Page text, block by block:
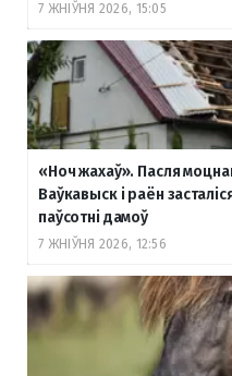
7 ЖНІЎНЯ 2026, 15:05
«Ноч жахаў». Пасля
Ваўкавыск і раён
паўсотні дамоў
7 ЖНІЎНЯ 2026, 12:56